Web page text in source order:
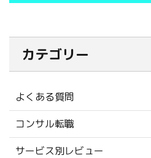
カテゴリー
よくある質問
コンサル転職
サービス別レビュー